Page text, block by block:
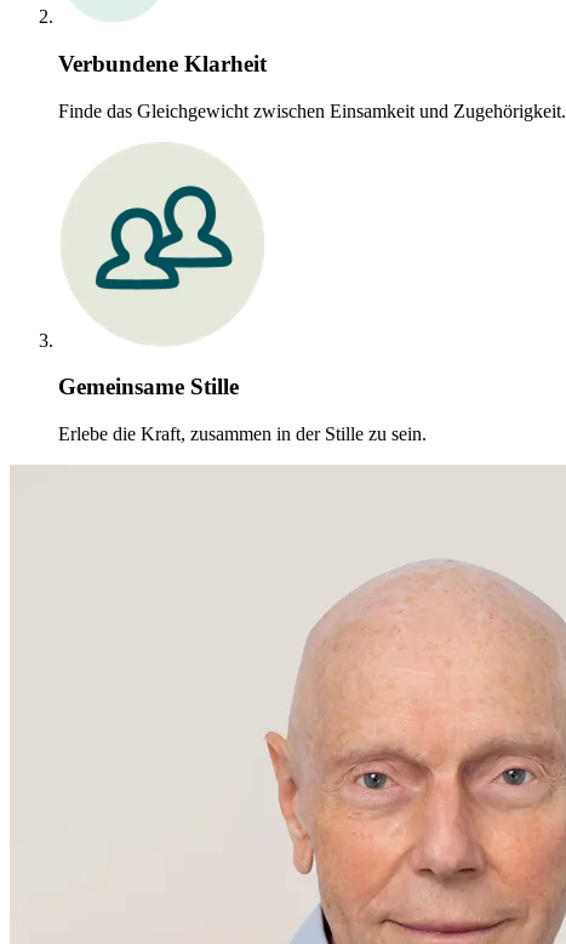
Verbundene Klarheit
Finde das Gleichgewicht zwischen Einsamkeit und Zugehörigkeit.
Gemeinsame Stille
Erlebe die Kraft, zusammen in der Stille zu sein.